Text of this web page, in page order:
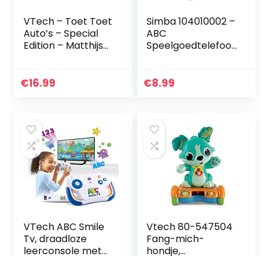
VTech – Toet Toet
Auto’s – Special
Edition – Matthijs
Babyspeelgoed –
€16.99
Simba 104010002 –
ABC
Speelgoedtelefoo
€8.99
VTech ABC Smile
Tv, draadloze
leerconsole met
Vtech 80-547504
Fang-mich-
hondje,